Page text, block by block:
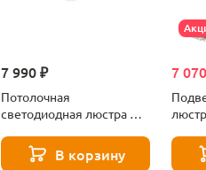
7 990 ₽
Потолочная
светодиодная люстра De
В корзину
7